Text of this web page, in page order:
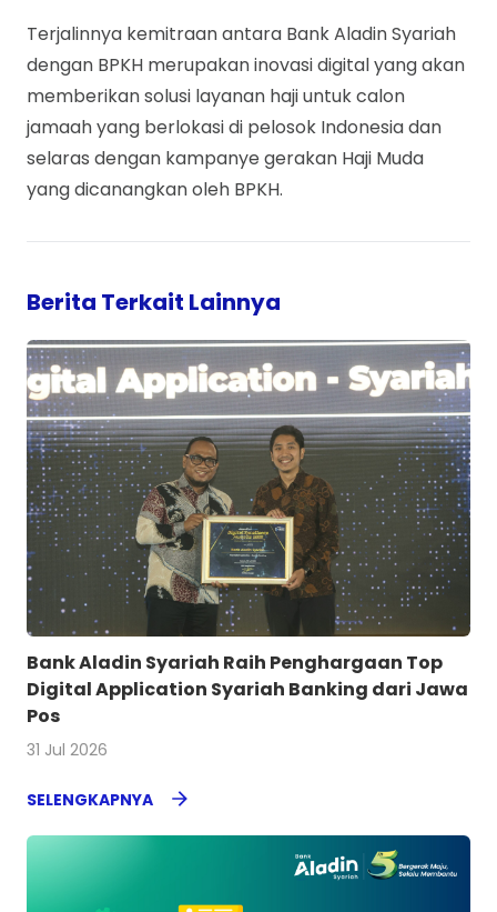
Terjalinnya kemitraan antara Bank Aladin Syariah
dengan BPKH merupakan inovasi digital yang akan
memberikan solusi layanan haji untuk calon
jamaah yang berlokasi di pelosok Indonesia dan
selaras dengan kampanye gerakan Haji Muda
yang dicanangkan oleh BPKH.
Berita Terkait Lainnya
Bank Aladin Syariah Raih Penghargaan Top
Digital Application Syariah Banking dari Jawa
Pos
31 Jul 2026
SELENGKAPNYA